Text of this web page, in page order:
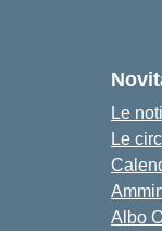
Le
Le
Albo